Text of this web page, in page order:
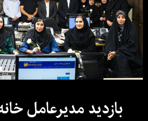
بازدید مدیرعامل